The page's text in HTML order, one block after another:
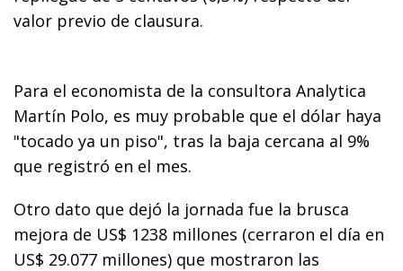
valor previo de clausura.
Para el economista de la consultora Analytica
Martín Polo, es muy probable que el dólar haya
"tocado ya un piso", tras la baja cercana al 9%
que registró en el mes.
Otro dato que dejó la jornada fue la brusca
mejora de US$ 1238 millones (cerraron el día en
US$ 29.077 millones) que mostraron las